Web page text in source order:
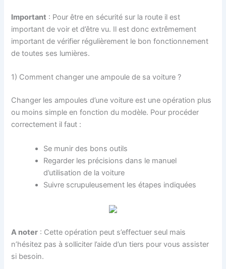
Important : Pour être en sécurité sur la route il est
important de voir et d’être vu. Il est donc extrêmement
important de vérifier régulièrement le bon fonctionnement
de toutes ses lumières.
1) Comment changer une ampoule de sa voiture ?
Changer les ampoules d’une voiture est une opération plus
ou moins simple en fonction du modèle. Pour procéder
correctement il faut :
Se munir des bons outils
Regarder les précisions dans le manuel
d’utilisation de la voiture
Suivre scrupuleusement les étapes indiquées
A noter : Cette opération peut s’effectuer seul mais
n’hésitez pas à solliciter l’aide d’un tiers pour vous assister
si besoin.